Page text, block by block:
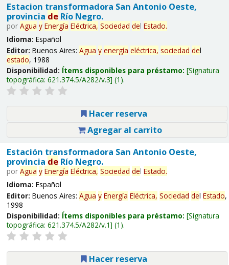
Estacion transformadora San Antonio Oeste,
provincia deRío Negro.
por Agua y Energía Eléctrica, Sociedad del Estado.
Idioma: Español
Editor: Buenos Aires: Agua y energía eléctrica, sociedad del
estado, 1988
Disponibilidad: Ítems disponibles para préstamo: Signatura
topográfica: 621.374.5/A282/v.3 (1).
Hacer reserva
Agregar al carrito
Estación transformadora San Antonio Oeste,
provincia deRío Negro.
por Agua y Energía Eléctrica, Sociedad del Estado.
Idioma: Español
Editor: Buenos Aires: Agua y Energía Eléctrica, Sociedad del Estado,
1998
Disponibilidad: Ítems disponibles para préstamo: Signatura
topográfica: 621.374.5/A282/v.1 (1).
Hacer reserva